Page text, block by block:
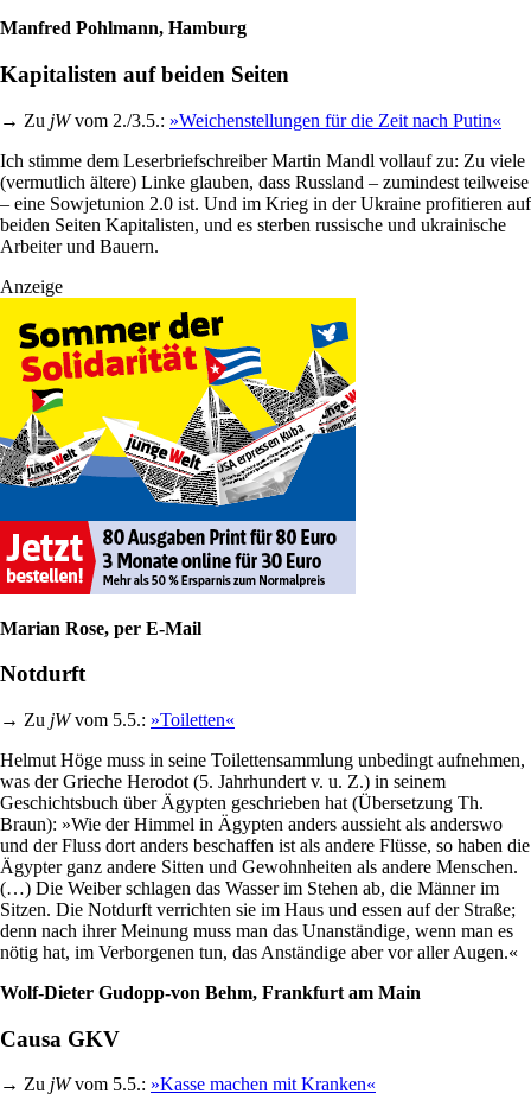
Manfred Pohlmann, Hamburg
Kapitalisten auf beiden Seiten
→ Zu jWvom 2./3.5.: »Weichenstellungen für die Zeit nach Putin«
Ich stimme dem Leserbriefschreiber Martin Mandl vollauf zu: Zu viele
(vermutlich ältere) Linke glauben, dass Russland – zumindest teilweise
– eine Sowjetunion 2.0 ist. Und im Krieg in der Ukraine profitieren auf
beiden Seiten Kapitalisten, und es sterben russische und ukrainische
Arbeiter und Bauern.
Anzeige
Marian Rose, per E-Mail
Notdurft
→ Zu jWvom 5.5.: »Toiletten«
Helmut Höge muss in seine Toilettensammlung unbedingt aufnehmen,
was der Grieche Herodot (5. Jahrhundert v. u. Z.) in seinem
Geschichtsbuch über Ägypten geschrieben hat (Übersetzung Th.
Braun): »Wie der Himmel in Ägypten anders aussieht als anderswo
und der Fluss dort anders beschaffen ist als andere Flüsse, so haben die
Ägypter ganz andere Sitten und Gewohnheiten als andere Menschen.
(…) Die Weiber schlagen das Wasser im Stehen ab, die Männer im
Sitzen. Die Notdurft verrichten sie im Haus und essen auf der Straße;
denn nach ihrer Meinung muss man das Unanständige, wenn man es
nötig hat, im Verborgenen tun, das Anständige aber vor aller Augen.«
Wolf-Dieter Gudopp-von Behm, Frankfurt am Main
Causa GKV
→ Zu jWvom 5.5.: »Kasse machen mit Kranken«